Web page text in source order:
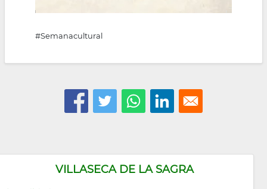
VILLASECA DE LA SAGRA
#Semanacultural